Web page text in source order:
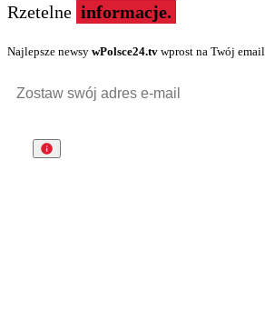
Rzetelne informacje.
Najlepsze newsy wPolsce24.tv wprost na Twój email